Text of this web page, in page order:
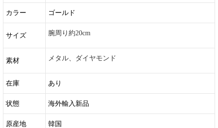
カラー ゴールド
サイズ 腕周り約20cm
素材 メタル、ダイヤモンド
在庫 あり
状態 海外輸入新品
原産地 韓国